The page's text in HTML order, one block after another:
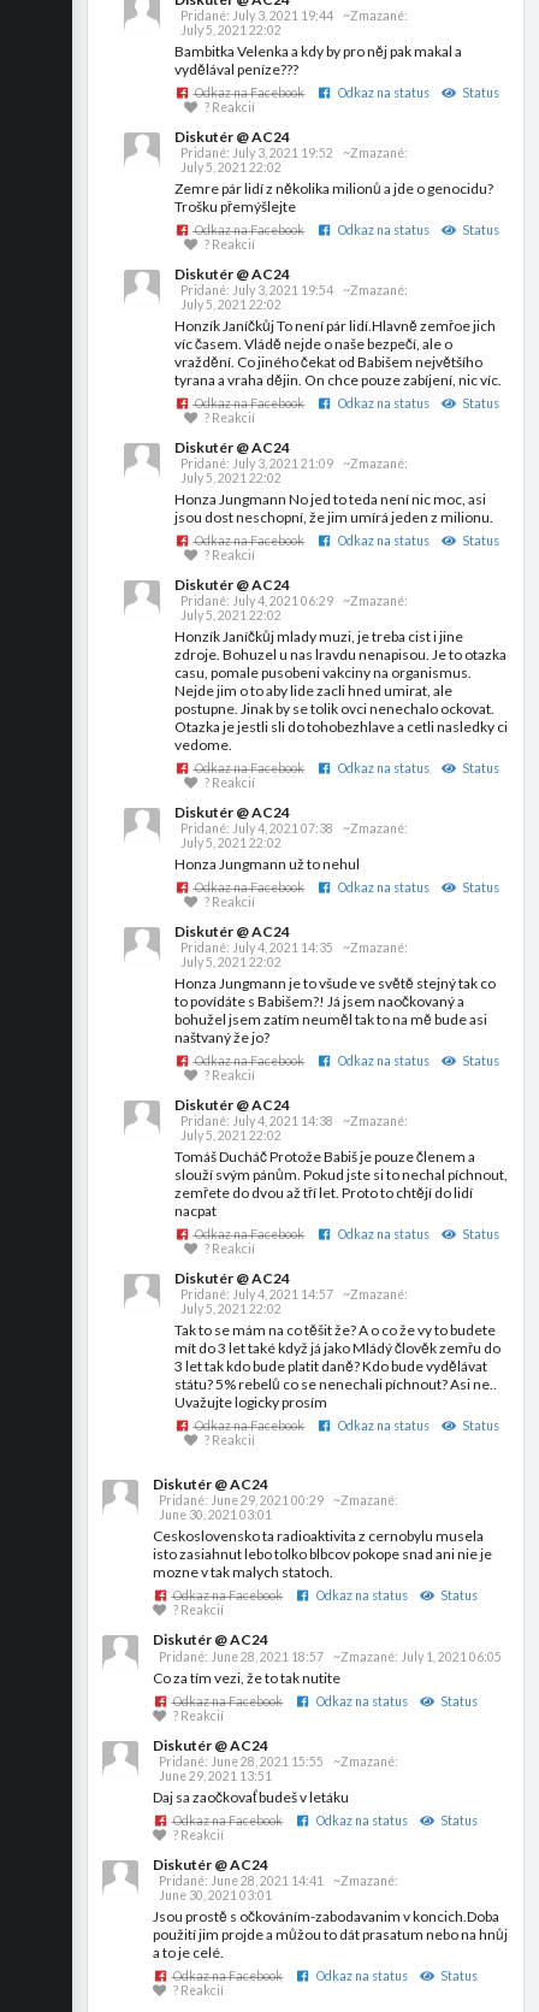
Pridané: July 3, 2021 19:44
~Zmazané:
July 5, 2021 22:02
Bambitka Velenka a kdy by pro něj pak makal a
vydělával peníze???
Odkaz na Facebook Odkaz na status
Status
? Reakcií
Diskutér @ AC24
Pridané: July 3, 2021 19:52
~Zmazané:
July 5, 2021 22:02
Zemre pár lidí z několika milionů a jde o genocidu?
Trošku přemýšlejte
Odkaz na Facebook Odkaz na status
Status
? Reakcií
Diskutér @ AC24
Pridané: July 3, 2021 19:54
~Zmazané:
July 5, 2021 22:02
Honzík Janíčkůj To není pár lidí.Hlavně zemřoe jich
víc časem. Vládě nejde o naše bezpečí, ale o
vraždění. Co jiného čekat od Babišem největšího
tyrana a vraha dějin. On chce pouze zabíjení, nic víc.
Odkaz na Facebook Odkaz na status
Status
? Reakcií
Diskutér @ AC24
Pridané: July 3, 2021 21:09
~Zmazané:
July 5, 2021 22:02
Honza Jungmann No jed to teda není nic moc, asi
jsou dost neschopní, že jim umírá jeden z milionu.
Odkaz na Facebook Odkaz na status
Status
? Reakcií
Diskutér @ AC24
Pridané: July 4, 2021 06:29
~Zmazané:
July 5, 2021 22:02
Honzík Janíčkůj mlady muzi, je treba cist i jine
zdroje. Bohuzel u nas lravdu nenapisou. Je to otazka
casu, pomale pusobeni vakciny na organismus.
Nejde jim o to aby lide zacli hned umirat, ale
postupne. Jinak by se tolik ovci nenechalo ockovat.
Otazka je jestli sli do tohobezhlave a cetli nasledky ci
vedome.
Odkaz na Facebook Odkaz na status
Status
? Reakcií
Diskutér @ AC24
Pridané: July 4, 2021 07:38
~Zmazané:
July 5, 2021 22:02
Honza Jungmann už to nehul
Odkaz na Facebook Odkaz na status
Status
? Reakcií
Diskutér @ AC24
Pridané: July 4, 2021 14:35
~Zmazané:
July 5, 2021 22:02
Honza Jungmann je to všude ve světě stejný tak co
to povídáte s Babišem?! Já jsem naočkovaný a
bohužel jsem zatím neuměl tak to na mě bude asi
naštvaný že jo?
Odkaz na Facebook Odkaz na status
Status
? Reakcií
Diskutér @ AC24
Pridané: July 4, 2021 14:38
~Zmazané:
July 5, 2021 22:02
Tomáš Ducháč Protože Babiš je pouze členem a
slouží svým pánům. Pokud jste si to nechal píchnout,
zemřete do dvou až tří let. Proto to chtějí do lidí
nacpat
Odkaz na Facebook Odkaz na status
Status
? Reakcií
Diskutér @ AC24
Pridané: July 4, 2021 14:57
~Zmazané:
July 5, 2021 22:02
Tak to se mám na co těšit že? A o co že vy to budete
mít do 3 let také když já jako Mládý člověk zemřu do
3 let tak kdo bude platit daně? Kdo bude vydělávat
státu? 5% rebelů co se nenechali píchnout? Asi ne..
Uvažujte logicky prosím
Odkaz na Facebook Odkaz na status
Status
? Reakcií
Diskutér @ AC24
Pridané: June 29, 2021 00:29
~Zmazané:
June 30, 2021 03:01
Ceskoslovensko ta radioaktivita z cernobylu musela
isto zasiahnut lebo tolko blbcov pokope snad ani nie je
mozne v tak malych statoch.
Odkaz na Facebook Odkaz na status
Status
? Reakcií
Diskutér @ AC24
Pridané: June 28, 2021 18:57 ~Zmazané: July 1, 2021 06:05
Co za tím vezi, že to tak nutite
Odkaz na Facebook Odkaz na status
Status
? Reakcií
Diskutér @ AC24
Pridané: June 28, 2021 15:55
~Zmazané:
June 29, 2021 13:51
Daj sa zaočkovať budeš v letáku
Odkaz na Facebook Odkaz na status
Status
? Reakcií
Diskutér @ AC24
Pridané: June 28, 2021 14:41
~Zmazané:
June 30, 2021 03:01
Jsou prostě s očkováním-zabodavanim v koncich.Doba
použití jim projde a můžou to dát prasatum nebo na hnůj
a to je celé.
Odkaz na Facebook Odkaz na status
Status
? Reakcií